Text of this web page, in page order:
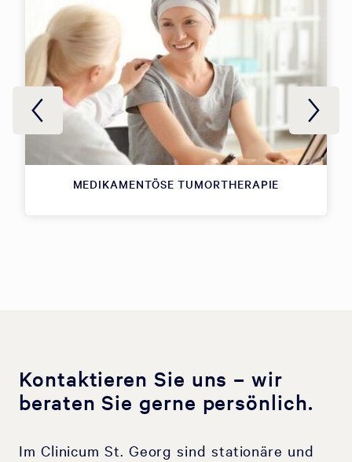
MEDIKAMENTÖSE TUMORTHERAPIE
Kontaktieren Sie uns – wir
beraten Sie gerne persönlich.
Im Clinicum St. Georg sind stationäre und